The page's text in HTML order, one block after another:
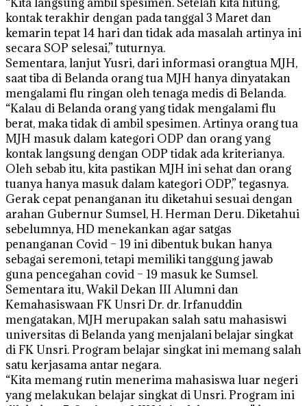
kontak terakhir dengan pada tanggal 3 Maret dan
kemarin tepat 14 hari dan tidak ada masalah artinya ini
secara SOP selesai,” tuturnya.
Sementara, lanjut Yusri, dari informasi orangtua MJH,
saat tiba di Belanda orang tua MJH hanya dinyatakan
mengalami flu ringan oleh tenaga medis di Belanda.
“Kalau di Belanda orang yang tidak mengalami flu
berat, maka tidak di ambil spesimen. Artinya orang tua
MJH masuk dalam kategori ODP dan orang yang
kontak langsung dengan ODP tidak ada kriterianya.
Oleh sebab itu, kita pastikan MJH ini sehat dan orang
tuanya hanya masuk dalam kategori ODP,” tegasnya.
Gerak cepat penanganan itu diketahui sesuai dengan
arahan Gubernur Sumsel, H. Herman Deru. Diketahui
sebelumnya, HD menekankan agar satgas
penanganan Covid – 19 ini dibentuk bukan hanya
sebagai seremoni, tetapi memiliki tanggung jawab
guna pencegahan covid – 19 masuk ke Sumsel.
Sementara itu, Wakil Dekan III Alumni dan
Kemahasiswaan FK Unsri Dr. dr. Irfanuddin
mengatakan, MJH merupakan salah satu mahasiswi
universitas di Belanda yang menjalani belajar singkat
di FK Unsri. Program belajar singkat ini memang salah
satu kerjasama antar negara.
“Kita memang rutin menerima mahasiswa luar negeri
yang melakukan belajar singkat di Unsri. Program ini